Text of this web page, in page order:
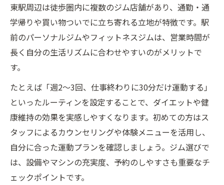
堺東駅周辺ジムでの理想習慣のポイント
日常に取り入れるジムルーティンの始め方
続けやすいジム選びと日々の工夫
続けやすいジム選びのチェックポイント
ジムルーティン継続のための工夫とアイデ
ア
日常生活と両立するジム活用術
堺東駅利用者におすすめのジム活用法
ルーティン化で挫折しないダイエット実践法
ジムルーティンでリバウンド防止する方法
東駅周辺は徒歩圏内に複数のジム店舗があり、通勤・通
学帰りや買い物ついでに立ち寄れる立地が特徴です。駅
前のパーソナルジムやフィットネスジムは、営業時間が
長く自分の生活リズムに合わせやすいのがメリットで
す。
たとえば「週2〜3回、仕事終わりに30分だけ運動する」
といったルーティンを設定することで、ダイエットや健
康維持の効果を実感しやすくなります。初めての方はス
タッフによるカウンセリングや体験メニューを活用し、
自分に合った運動プランを確認しましょう。ジム選びで
は、設備やマシンの充実度、予約のしやすさも重要なチ
ェックポイントです。